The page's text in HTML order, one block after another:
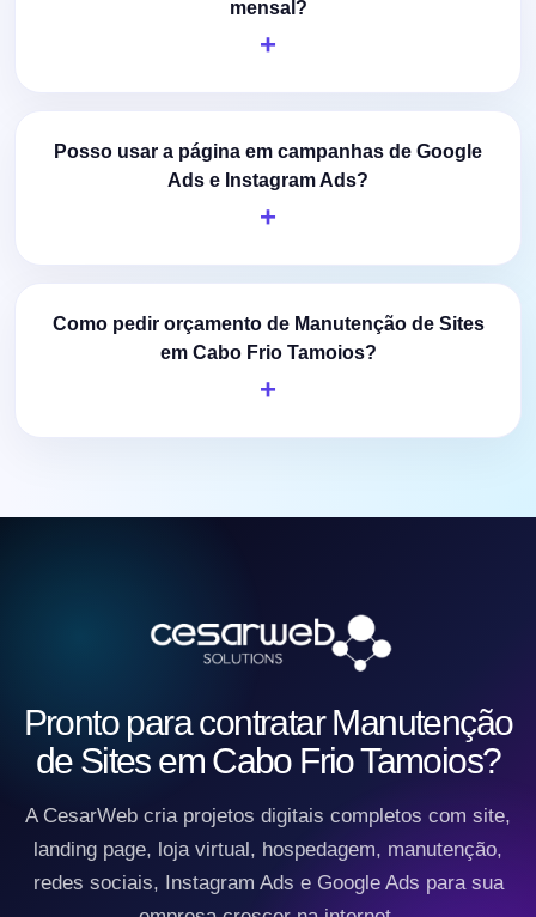
mensal?
Posso usar a página em campanhas de Google
Ads e Instagram Ads?
Como pedir orçamento de Manutenção de Sites
em Cabo Frio Tamoios?
Pronto para contratar Manutenção
de Sites em Cabo Frio Tamoios?
A CesarWeb cria projetos digitais completos com site,
landing page, loja virtual, hospedagem, manutenção,
redes sociais, Instagram Ads e Google Ads para sua